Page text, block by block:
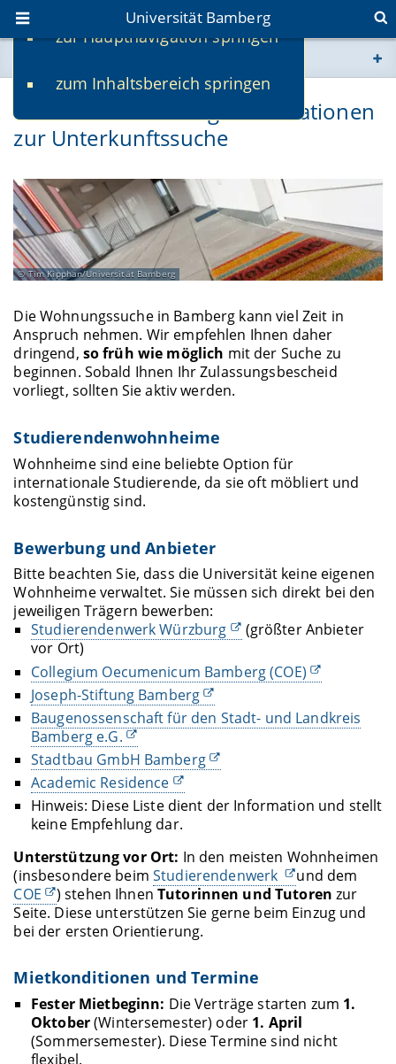
zur Hauptnavigation springen
zum Inhaltsbereich springen
Universität Bamberg
www.uni-bamberg.de
univis.uni-bamberg.de
fis.uni-bamberg.de
Wohnen in Bamberg: Informationen
zur Unterkunftssuche
Tim Kipphan/Universität Bamberg
Die Wohnungssuche in Bamberg kann viel Zeit in
Anspruch nehmen. Wir empfehlen Ihnen daher
dringend, so früh wie möglich mit der Suche zu
beginnen. Sobald Ihnen Ihr Zulassungsbescheid
vorliegt, sollten Sie aktiv werden.
Studierendenwohnheime
Wohnheime sind eine beliebte Option für
internationale Studierende, da sie oft möbliert und
kostengünstig sind.
Bewerbung und Anbieter
Bitte beachten Sie, dass die Universität keine eigenen
Wohnheime verwaltet. Sie müssen sich direkt bei den
jeweiligen Trägern bewerben:
StudierendenwerkWürzburg
(größter Anbieter
vor Ort)
Collegium Oecumenicum Bamberg (COE)
Joseph-Stiftung Bamberg
Baugenossenschaft für den Stadt- und Landkreis
Bamberg e.G.
Stadtbau GmbH Bamberg
Academic Residence
Hinweis: Diese Liste dient der Information und stellt
keine Empfehlung dar.
Unterstützung vor Ort: In den meisten Wohnheimen
(insbesondere beimStudierendenwerk
und dem
COE
) stehen Ihnen Tutorinnen und Tutoren zur
Seite. Diese unterstützen Sie gerne beim Einzug und
bei der ersten Orientierung.
Mietkonditionen und Termine
Fester Mietbeginn: Die Verträge starten zum 1.
Oktober(Wintersemester) oder 1. April
(Sommersemester). Diese Termine sind nicht
flexibel.